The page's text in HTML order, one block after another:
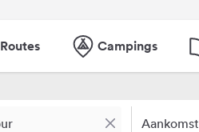
Routes Campings
Aankomst